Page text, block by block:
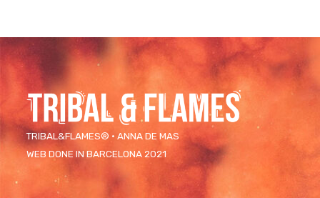
TRIBAL&FLAMES® · ANNA DE MAS
WEB DONE IN BARCELONA 2021